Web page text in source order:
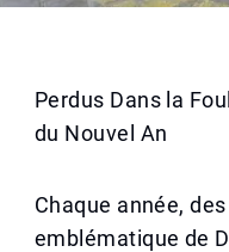
Perdus Dans la
du Nouvel An
Chaque année,
emblématique de